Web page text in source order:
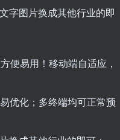
字图片换成其他行业的即
便易用！移动端自适应，
优化；多终端均可正常预